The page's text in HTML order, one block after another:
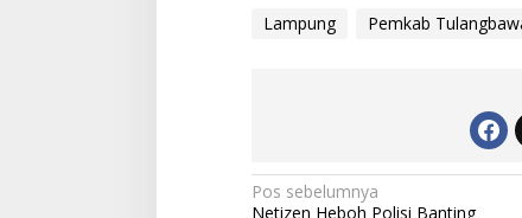
P
i
t
Lampung Pemkab
N
Pos sebelumnya
Netizen Heboh Polisi Banting